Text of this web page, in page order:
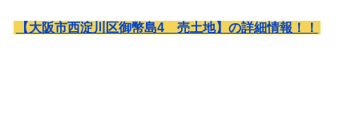
【大阪市西淀川区御幣島4 売土地】の詳細情報！！